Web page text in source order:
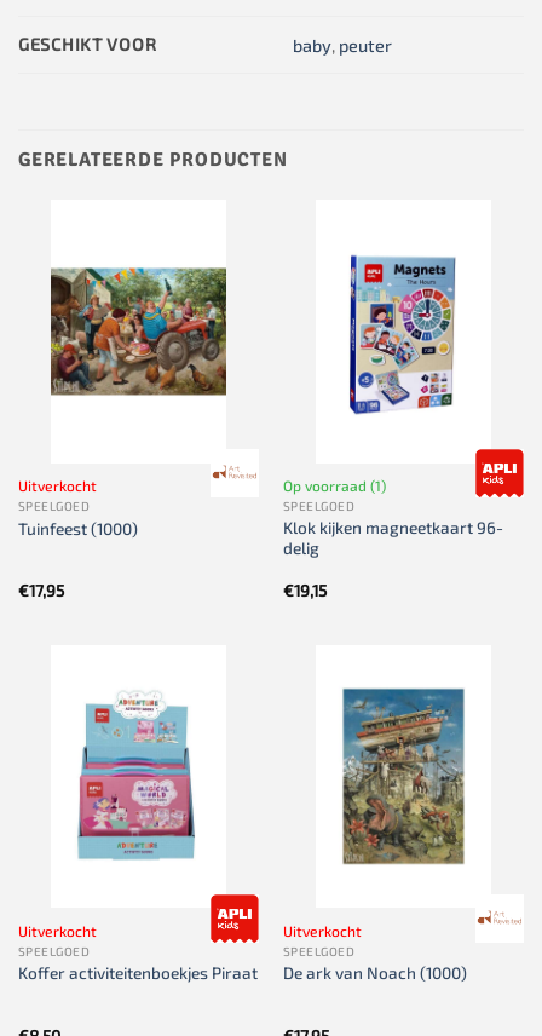
GESCHIKT VOOR baby, peuter
GERELATEERDE PRODUCTEN
Uitverkocht
SPEELGOED
Tuinfeest (1000)
€17,95
Op voorraad (1)
SPEELGOED
Klok kijken magneetkaart 96-
delig
€19,15
Uitverkocht
SPEELGOED
Koffer activiteitenboekjes Piraat
Uitverkocht
SPEELGOED
De ark van Noach (1000)